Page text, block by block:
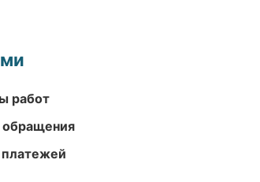
работ
обращения
платежей